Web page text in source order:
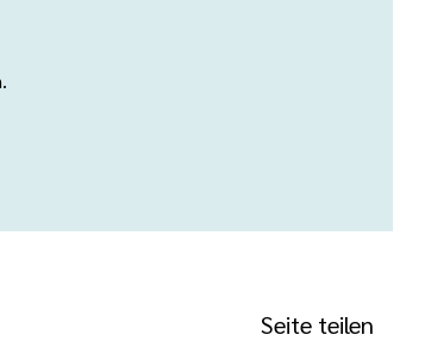
Seite teilen